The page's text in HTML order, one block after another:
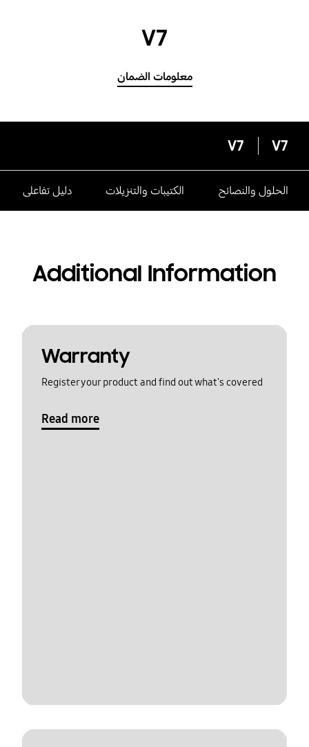
V7
معلومات الضمان
V7
V7
الحلول والنصائح الكتيبات والتنزيلات دليل تفاعلى
Additional Information
Warranty
Register your product and find out what's covered
Read more